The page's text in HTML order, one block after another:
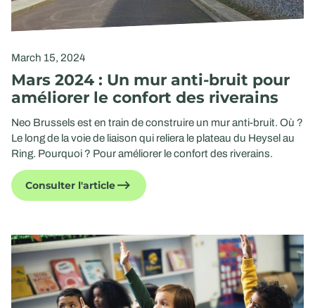
March 15, 2024
Mars 2024 : Un mur anti-bruit pour
améliorer le confort des riverains
Neo Brussels est en train de construire un mur anti-bruit. Où ?
Le long de la voie de liaison qui reliera le plateau du Heysel au
Ring. Pourquoi ? Pour améliorer le confort des riverains.
Consulter l'article